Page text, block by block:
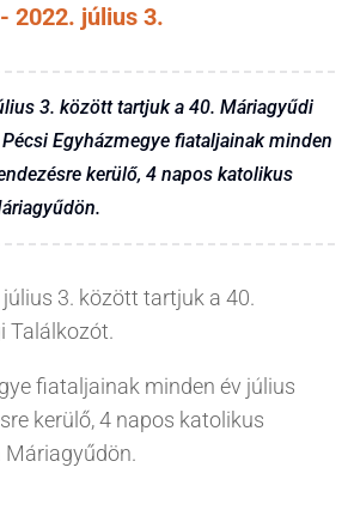
- 2022. július 3.
3. között tartjuk a 40. Máriagyűdi
Egyházmegye fiataljainak minden
kerülő, 4 napos katolikus
3. között tartjuk a 40.
Találkozót.
fiataljainak minden év július
kerülő, 4 napos katolikus